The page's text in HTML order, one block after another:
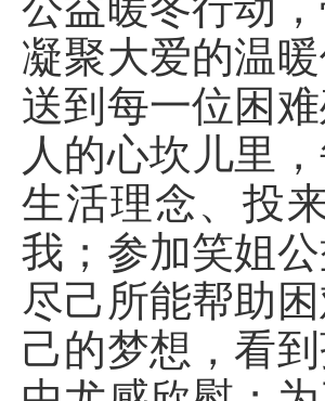
凝聚大爱的温
送到每一位困
人的心坎儿里
生活理念、投
我；参加笑姐
尽己所能帮助
己的梦想，看